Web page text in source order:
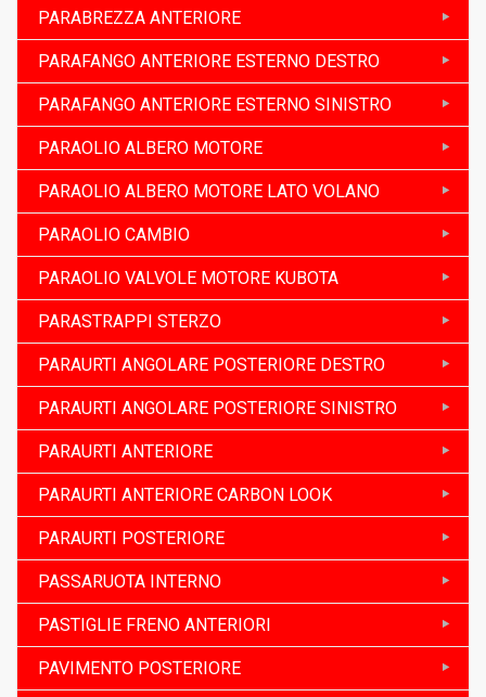
PARABREZZA ANTERIORE
PARAFANGO ANTERIORE ESTERNO DESTRO
PARAFANGO ANTERIORE ESTERNO SINISTRO
PARAOLIO ALBERO MOTORE
PARAOLIO ALBERO MOTORE LATO VOLANO
PARAOLIO CAMBIO
PARAOLIO VALVOLE MOTORE KUBOTA
PARASTRAPPI STERZO
PARAURTI ANGOLARE POSTERIORE DESTRO
PARAURTI ANGOLARE POSTERIORE SINISTRO
PARAURTI ANTERIORE
PARAURTI ANTERIORE CARBON LOOK
PARAURTI POSTERIORE
PASSARUOTA INTERNO
PASTIGLIE FRENO ANTERIORI
PAVIMENTO POSTERIORE